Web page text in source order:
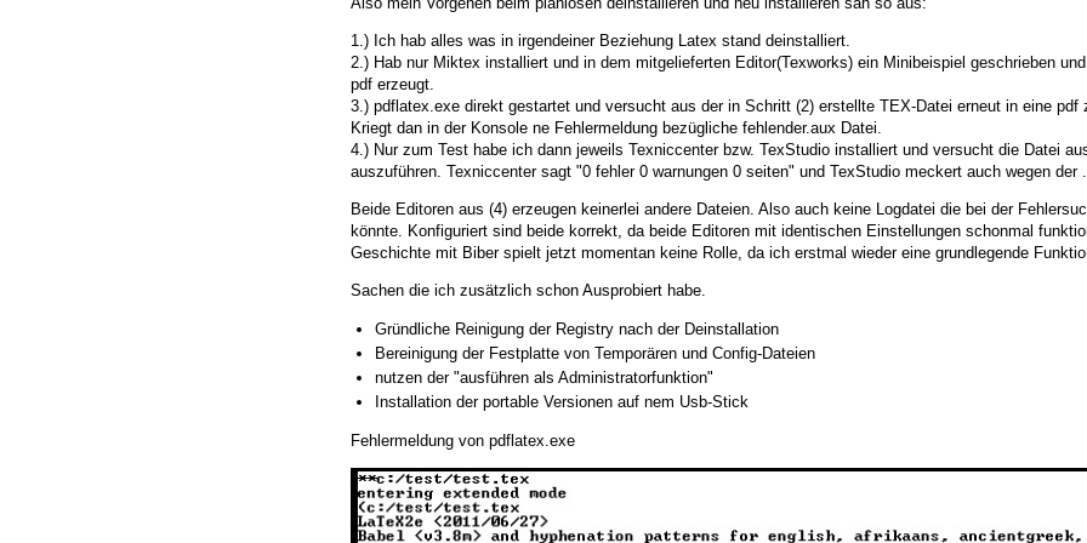
1.) Ich hab alles was in irgendeiner Beziehung Latex stand deinstalliert.
2.) Hab nur Miktex installiert und in dem mitgelieferten Editor(Texworks) ein Minibeispiel geschrieben
pdf erzeugt.
3.) pdflatex.exe direkt gestartet und versucht aus der in Schritt (2) erstellte TEX-Datei erneut in eine pdf
Kriegt dan in der Konsole ne Fehlermeldung bezügliche fehlender.aux Datei.
4.) Nur zum Test habe ich dann jeweils Texniccenter bzw. TexStudio installiert und versucht die Datei
auszuführen. Texniccenter sagt "0 fehler 0 warnungen 0 seiten" und TexStudio meckert auch wegen der
Beide Editoren aus (4) erzeugen keinerlei andere Dateien. Also auch keine Logdatei die bei der
könnte. Konfiguriert sind beide korrekt, da beide Editoren mit identischen Einstellungen schonmal
Geschichte mit Biber spielt jetzt momentan keine Rolle, da ich erstmal wieder eine grundlegende
Sachen die ich zusätzlich schon Ausprobiert habe.
Gründliche Reinigung der Registry nach der Deinstallation
Bereinigung der Festplatte von Temporären und Config-Dateien
nutzen der "ausführen als Administratorfunktion"
Installation der portable Versionen auf nem Usb-Stick
Fehlermeldung von pdflatex.exe